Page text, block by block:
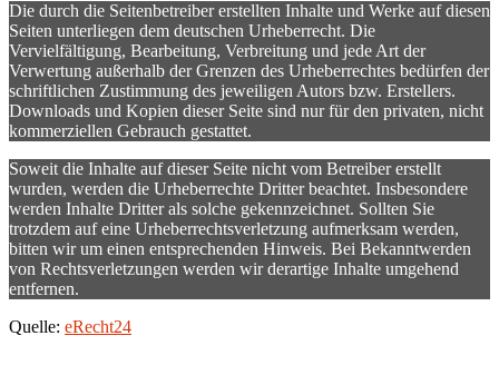
Die durch die Seitenbetreiber erstellten Inhalte und Werke auf diesen
Seiten unterliegen dem deutschen Urheberrecht. Die
Vervielfältigung, Bearbeitung, Verbreitung und jede Art der
Verwertung außerhalb der Grenzen des Urheberrechtes bedürfen der
schriftlichen Zustimmung des jeweiligen Autors bzw. Erstellers.
Downloads und Kopien dieser Seite sind nur für den privaten, nicht
kommerziellen Gebrauch gestattet.
Soweit die Inhalte auf dieser Seite nicht vom Betreiber erstellt
wurden, werden die Urheberrechte Dritter beachtet. Insbesondere
werden Inhalte Dritter als solche gekennzeichnet. Sollten Sie
trotzdem auf eine Urheberrechtsverletzung aufmerksam werden,
bitten wir um einen entsprechenden Hinweis. Bei Bekanntwerden
von Rechtsverletzungen werden wir derartige Inhalte umgehend
entfernen.
Quelle: eRecht24